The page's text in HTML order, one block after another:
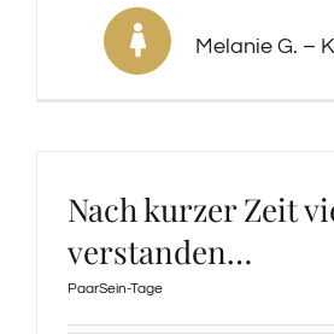
Melanie G. –
Nach kurzer Zeit
verstanden…
PaarSein-Tage